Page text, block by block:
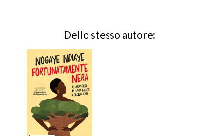
Dello stesso autore: